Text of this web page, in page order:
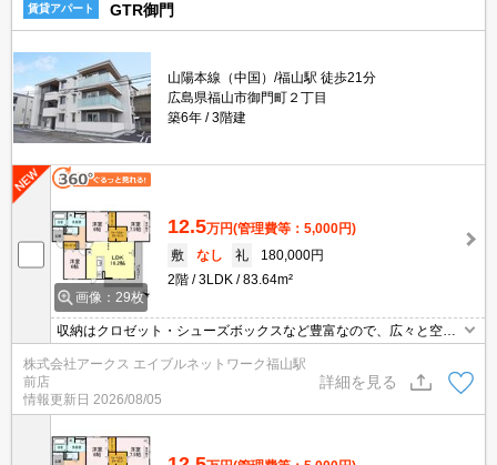
賃貸アパート GTR御門
山陽本線（中国）/福山駅 徒歩21分
広島県福山市御門町２丁目
築6年
3階建
画像：29枚
12.5万円(管理費等：5,000円)
敷
なし 礼
180,000円
2階
3LDK 83.64m²
収納はクロゼット・シューズボックスなど豊富なので、広々と空間
いという方でも、宅配ボックスがあるので宅配業者の人に家の中を
見られずに荷物を受け取ることができます。室内設備は浴室乾燥
機・洗面所独立などが揃っており、とても充実しています。
株式会社アークス エイブルネットワーク福山駅
前店
情報更新日 2026/08/05
詳細を見る